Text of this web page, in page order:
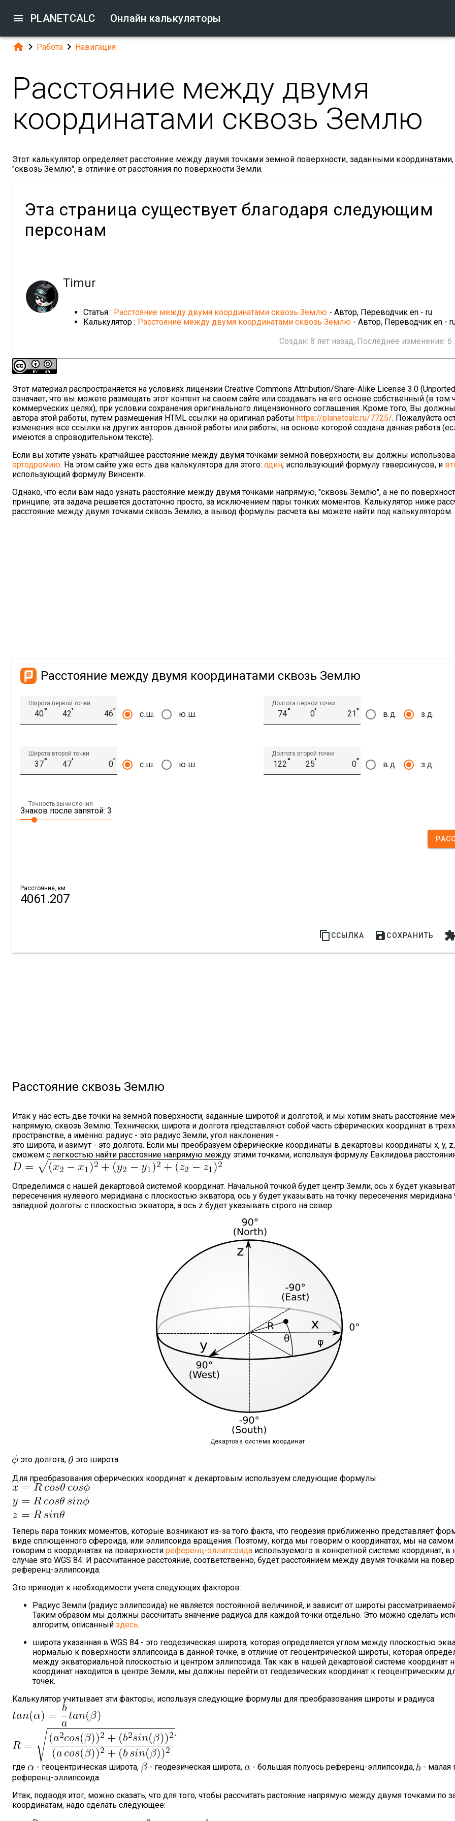
 PLANETCALC Онлайн калькуляторы
  Работа  Навигация
Расстояние между двумя
координатами сквозь Землю
Этот калькулятор определяет расстояние между двумя точками земной поверхности, заданными
"сквозь Землю", в отличие от расстояния по поверхности Земли.
Эта страница существует благодаря следующим
персонам
Timur
Статья : Расстояние между двумя координатами сквозь Землю - Автор, Переводчик en - ru
Калькулятор : Расстояние между двумя координатами сквозь Землю - Автор, Переводчик en -
Создан: 8 лет назад, Последнее изменение: 6
Этот материал распространяется на условиях лицензии Creative Commons Attribution/Share-Alike License 3.0
означает, что вы можете размещать этот контент на своем сайте или создавать на его основе собственный (в том
коммерческих целях), при условии сохранения оригинального лицензионного соглашения. Кроме того, Вы
автора этой работы, путем размещения HTML ссылки на оригинал работы https://planetcalc.ru/7725/. Пожалуйста
изменения все ссылки на других авторов данной работы или работы, на основе которой создана данная работа
имеются в спроводительном тексте).
Если вы хотите узнать кратчайшее расстояние между двумя точками земной поверхности, вы должны
ортодромию. На этом сайте уже есть два калькулятора для этого: один, использующий формулу гаверсинусов, и
использующий формулу Винсенти.
Однако, что если вам надо узнать расстояние между двумя точками напрямую, "сквозь Землю", а не по
принципе, эта задача решается достаточно просто, за исключением пары тонких моментов. Калькулятор ниже
расстояние между двумя точками сквозь Землю, а вывод формулы расчета вы можете найти под калькулятором.
Расстояние между двумя координатами сквозь Землю
Широта первой точки
° ′ ″ с.ш. ю.ш.
Долгота первой точки
° ′ ″ в.д. з.д.
Широта второй точки
° ′ ″ с.ш. ю.ш.
Долгота второй точки
° ′ ″ в.д. з.д.
Точность вычисления
Знаков после запятой: 3
Расстояние, км
4061.207
 ССЫЛКА  СОХРАНИТЬ
Расстояние сквозь Землю
Итак у нас есть две точки на земной поверхности, заданные широтой и долготой, и мы хотим знать расстояние
напрямую, сквозь Землю. Технически, широта и долгота представляют собой часть сферических координат в
пространстве, а именно: радиус - это радиус Земли, угол наклонения -
это широта, и азимут - это долгота. Если мы преобразуем сферические координаты в декартовы координаты x, y,
сможем с легкостью найти расстояние напрямую между этими точками, используя формулу Евклидова
Определимся с нашей декартовой системой координат. Начальной точкой будет центр Земли, ось x будет
пересечения нулевого меридиана с плоскостью экватора, ось y будет указывать на точку пересечения меридиана
западной долготы с плоскостью экватора, а ось z будет указывать строго на север.
Декартова система координат
это долгота,
это широта.
Для преобразования сферических координат к декартовым используем следующие формулы:
Теперь пара тонких моментов, которые возникают из-за того факта, что геодезия приближенно представляет
виде сплющенного сфероида, или эллипсоида вращения. Поэтому, когда мы говорим о координатах, мы на
говорим о координатах на поверхности референц-эллипсоида используемого в конкретной системе координат,
случае это WGS 84. И рассчитанное расстояние, соответственно, будет расстоянием между двумя точками на
референц-эллипсоида.
Это приводит к необходимости учета следующих факторов:
Радиус Земли (радиус эллипсоида) не является постоянной величиной, и зависит от широты
Таким образом мы должны рассчитать значение радиуса для каждой точки отдельно. Это можно сделать
алгоритм, описанный здесь.
широта указанная в WGS 84 - это геодезическая широта, которая определяется углом между плоскостью
нормалью к поверхности эллипсоида в данной точке, в отличие от геоцентрической широты, которая
между экваториальной плоскостью и центром эллипсоида. Так как в нашей декартовой системе координат
координат находится в центре Земли, мы должны перейти от геодезических координат к геоцентрическим
точек.
Калькулятор учитывает эти факторы, используя следующие формулы для преобразования широты и радиуса:
,
где - геоцентрическая широта, - геодезическая широта, - большая полуось референц-эллипсоида,
- малая
референц-эллипсоида.
Итак, подводя итог, можно сказать, что для того, чтобы рассчитать растояние напрямую между двумя точками по
координатам, надо сделать следующее: